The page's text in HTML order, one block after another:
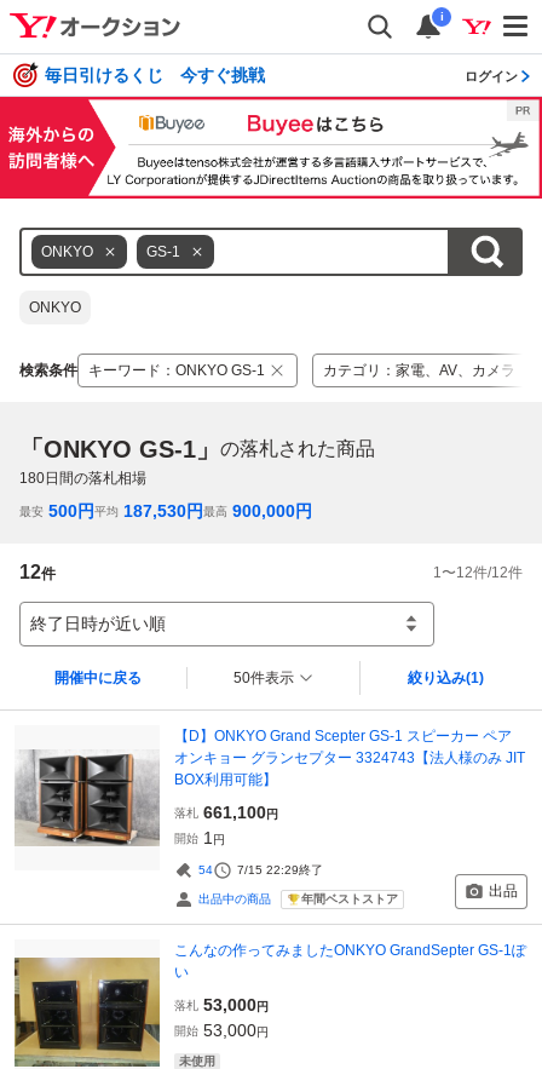
i
毎日引けるくじ 今すぐ挑戦 ログイン
ONKYO GS-1
ONKYO
検索条件 キーワード ： ONKYO GS-1 カテゴリ ： 家電、AV、カメラ
「ONKYO GS-1」 の落札された商品
180日間の落札相場
最安 500円平均 187,530円最高 900,000円
12件 1 〜12件/12件
終了日時が近い順
開催中に戻る 50件表示 絞り込み(1)
【D】ONKYO Grand Scepter GS-1 スピーカー ペア
オンキョー グランセプター 3324743【法人様のみ JIT
BOX利用可能】
落札 661,100円
開始 1 円
54 7/15 22:29終了
出品中の商品 年間ベストストア 出品
こんなの作ってみましたONKYO GrandSepter GS-1ぽ
い
落札 53,000円
開始 53,000円
未使用